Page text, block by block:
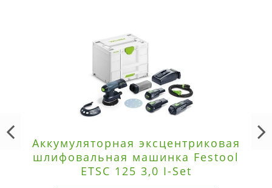
Аккумуляторная эксцентриковая
шлифовальная машинка Festool
ETSC 125 3,0 I-Set